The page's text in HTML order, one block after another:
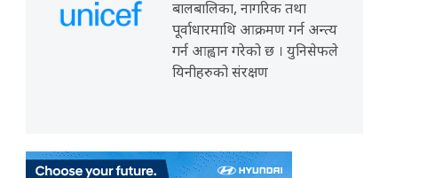
बालबालिका, नागरिक तथा
पूर्वाधारमाथि आक्रमण गर्न अन्त्य
गर्न आह्वान गरेको छ । युनिसेफले
यिनीहरुको संरक्षण